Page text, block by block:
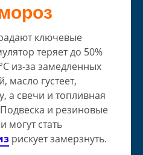
ключевые
теряет до 50%
из-за замедленных
масло густеет,
а свечи и топливная
и резиновые
могут стать
рискует замерзнуть.